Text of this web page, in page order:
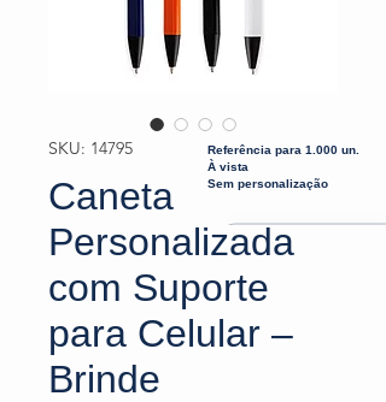
SKU: 14795
Caneta
Personalizada
com Suporte
para Celular –
Brinde
Referência para 1.000 un.
À vista
Sem personalização